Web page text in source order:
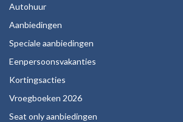
Autohuur
Aanbiedingen
Speciale aanbiedingen
Eenpersoonsvakanties
Kortingsacties
Vroegboeken 2026
Seat only aanbiedingen